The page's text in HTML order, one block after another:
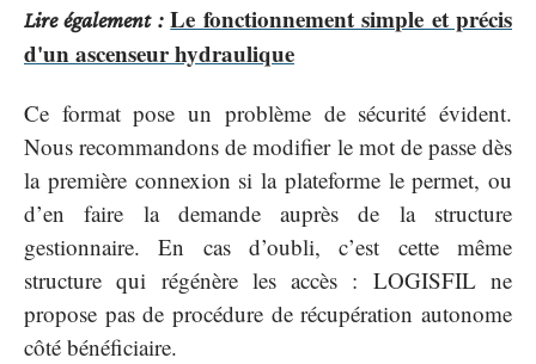
Lire également : Le fonctionnement simple et précis
d'un ascenseur hydraulique
Ce format pose un problème de sécurité évident.
Nous recommandons de modifier le mot de passe dès
la première connexion si la plateforme le permet, ou
d’en faire la demande auprès de la structure
gestionnaire. En cas d’oubli, c’est cette même
structure qui régénère les accès : LOGISFIL ne
propose pas de procédure de récupération autonome
côté bénéficiaire.